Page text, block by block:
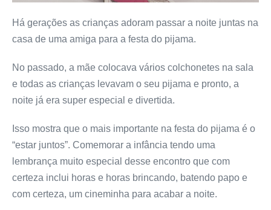
Há gerações as crianças adoram passar a noite juntas na
casa de uma amiga para a festa do pijama.
No passado, a mãe colocava vários colchonetes na sala
e todas as crianças levavam o seu pijama e pronto, a
noite já era super especial e divertida.
Isso mostra que o mais importante na festa do pijama é o
“estar juntos”. Comemorar a infância tendo uma
lembrança muito especial desse encontro que com
certeza inclui horas e horas brincando, batendo papo e
com certeza, um cineminha para acabar a noite.